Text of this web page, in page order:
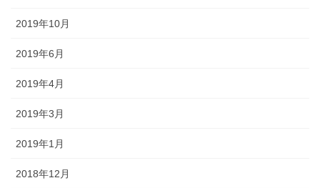
2019年10月
2019年6月
2019年4月
2019年3月
2019年1月
2018年12月